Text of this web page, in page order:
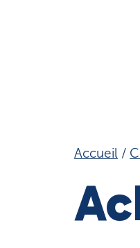
Accueil /